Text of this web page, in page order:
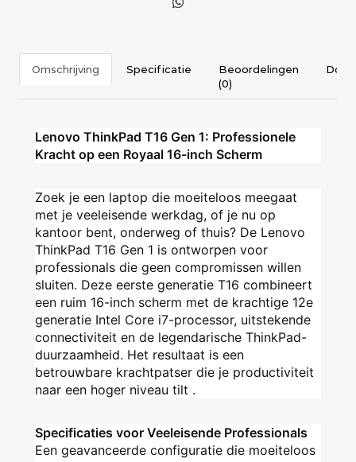
Omschrijving Specificatie
Beoordelingen
(0)
Lenovo ThinkPad T16 Gen 1: Professionele
Kracht op een Royaal 16-inch Scherm
Zoek je een laptop die moeiteloos meegaat
met je veeleisende werkdag, of je nu op
kantoor bent, onderweg of thuis? De Lenovo
ThinkPad T16 Gen 1 is ontworpen voor
professionals die geen compromissen willen
sluiten. Deze eerste generatie T16 combineert
een ruim 16-inch scherm met de krachtige 12e
generatie Intel Core i7-processor, uitstekende
connectiviteit en de legendarische ThinkPad-
duurzaamheid. Het resultaat is een
betrouwbare krachtpatser die je productiviteit
naar een hoger niveau tilt .
Specificaties voor Veeleisende Professionals
Een geavanceerde configuratie die moeiteloos